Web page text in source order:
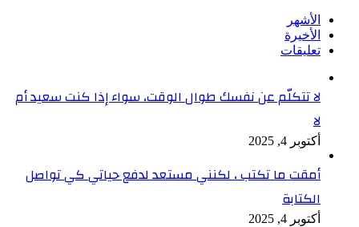
الأشهر
الأخيرة
تعليقات
لا تتكلّم عن نفسك طوال الوقت، سواء إذا كنت سعيد أم
لا
أكتوبر 4, 2025
أمقت ما تكتب ، لكنني مستعد لدفع حياتي كي تواصل
الكتابة
أكتوبر 4, 2025